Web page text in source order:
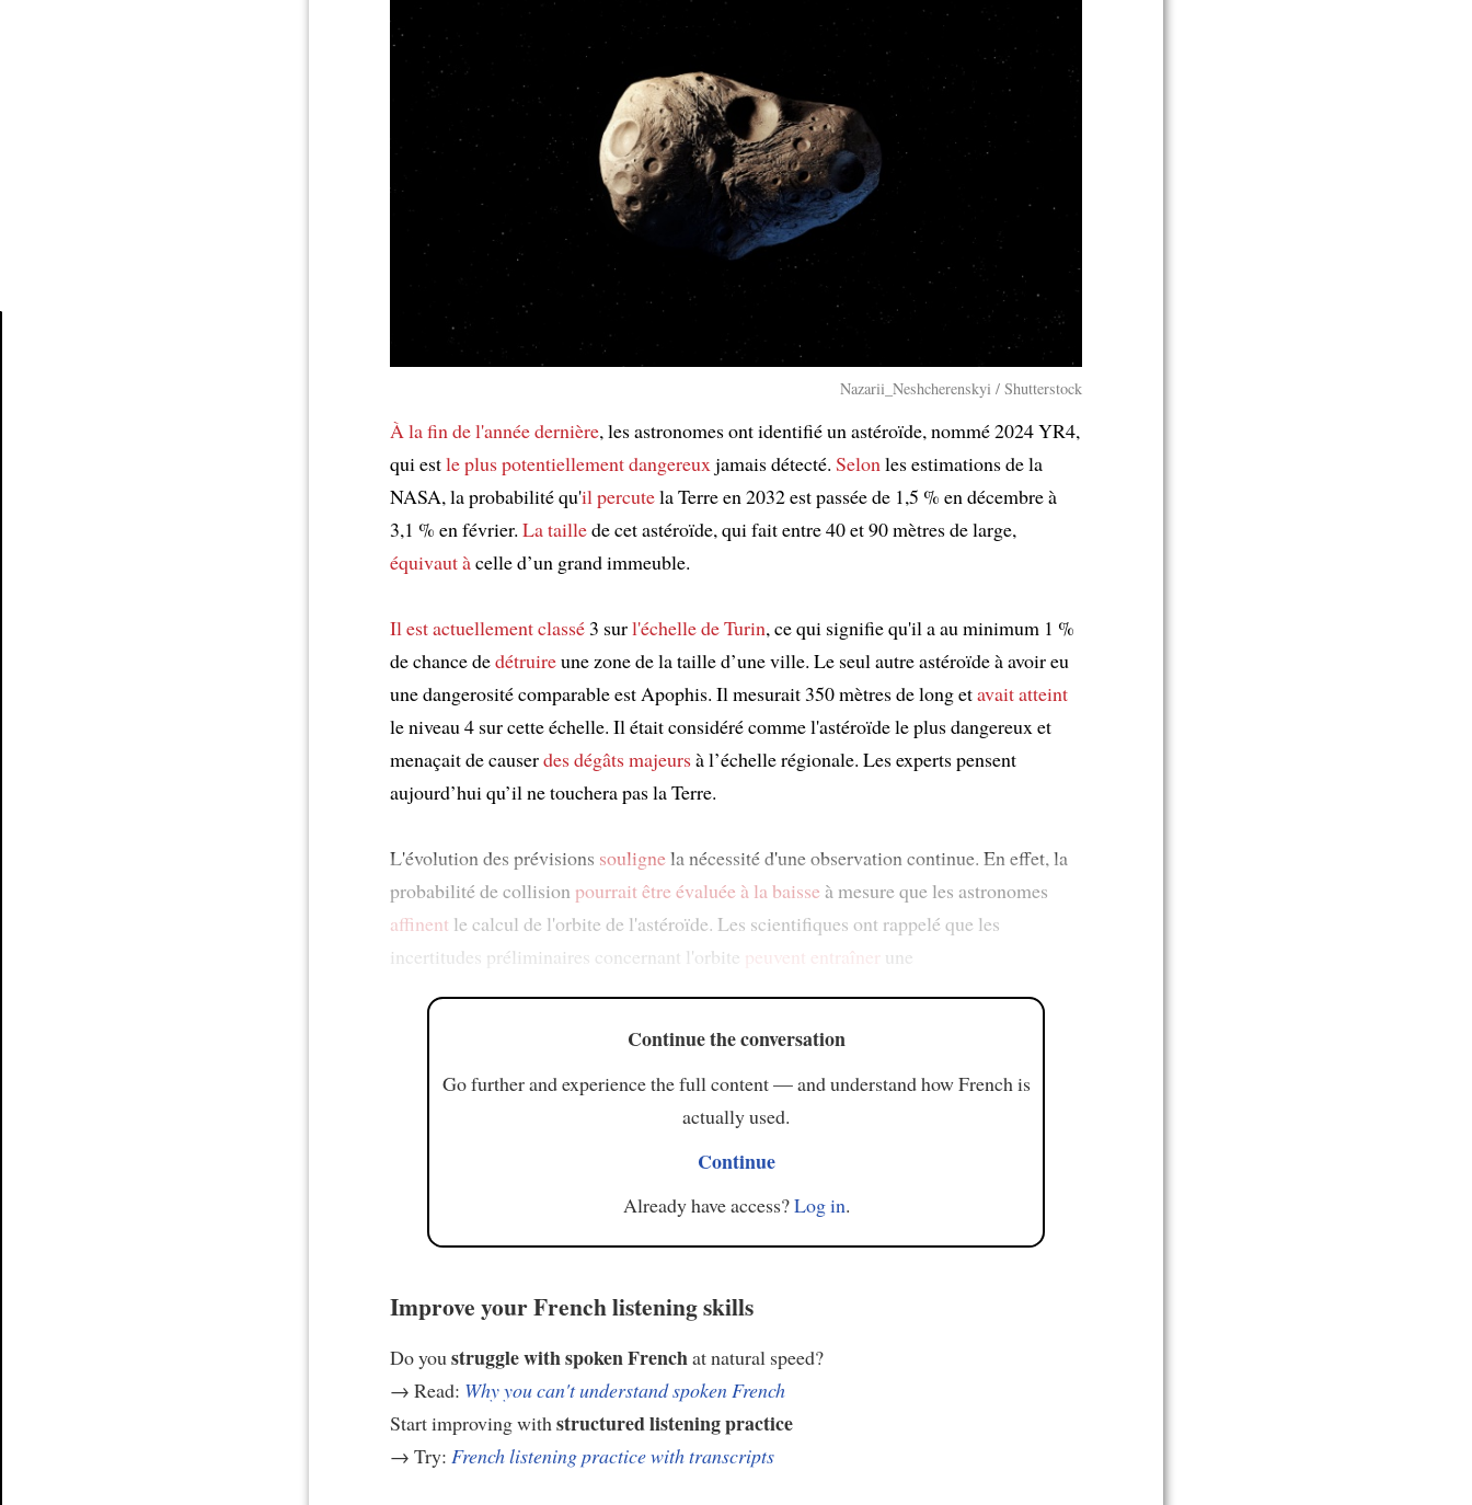
Nazarii_Neshcherenskyi / Shutterstock
À la fin de l'année dernière, les astronomes ont identifié un astéroïde, nommé 2024 YR4,
qui estle plus potentiellement dangereuxjamais détecté. Selonles estimations de la
NASA, la probabilité qu'il percutela Terre en 2032 est passée de 1,5 % en décembre à
3,1 % en février. La taillede cet astéroïde, qui fait entre 40 et 90 mètres de large,
équivaut àcelle d’un grand immeuble.
Il est actuellement classé 3 surl'échelle de Turin, ce qui signifie qu'il a au minimum 1 %
de chance dedétruireune zone de la taille d’une ville. Le seul autre astéroïde à avoir eu
une dangerosité comparable est Apophis. Il mesurait 350 mètres de long etavait atteint
le niveau 4 sur cette échelle. Il était considéré comme l'astéroïde le plus dangereux et
menaçait de causerdes dégâts majeursà l’échelle régionale. Les experts pensent
aujourd’hui qu’il ne touchera pas la Terre.
L'évolution des prévisions soulignela nécessité d'une observation continue. En effet, la
probabilité de collision pourrait être évaluée à la baisseà mesure que les astronomes
affinent le calcul de l'orbite de l'astéroïde. Les scientifiques ont rappelé que les
incertitudes préliminaires concernant l'orbite peuvent entraîner une
Continue the conversation
Go further and experience the full content — and understand how French is
actually used.
Continue
Already have access?Log in.
Improve your French listening skills
Do you struggle with spoken Frenchat natural speed?
→ Read: Why you can't understand spoken French
Start improving with structured listening practice
→ Try: French listening practice with transcripts